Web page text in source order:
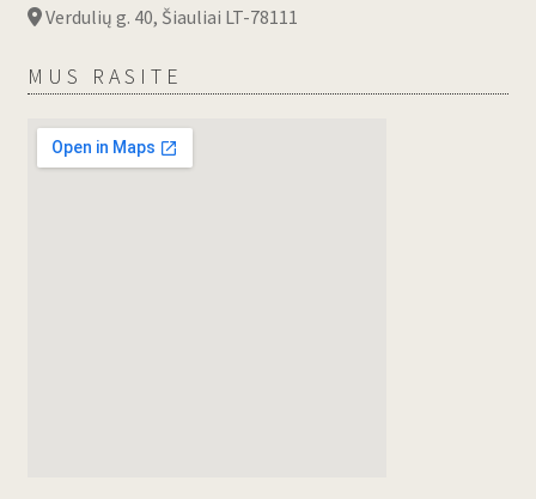
Verdulių g. 40, Šiauliai LT-78111
MUS RASITE